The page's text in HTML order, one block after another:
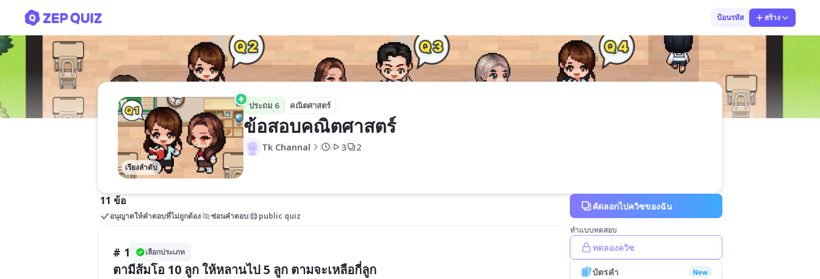
ป้อนรหัส สร้าง
เรียงลำดับ
ประถม 6 คณิตศาสตร์
ข้อสอบคณิตศาสตร์
Tk Channal 3 2
11 ข้อ
อนุญาตให้คำตอบที่ไม่ถูกต้อง ซ่อนคำตอบ public quiz
# 1 เลือกประเภท
ตามีส้มโอ 10 ลูก ให้หลานไป 5 ลูก ตามจะเหลือกี่ลูก
คัดลอกไปควิซของฉัน
ทำแบบทดสอบ
ทดลองควิซ
บัตรคำ New